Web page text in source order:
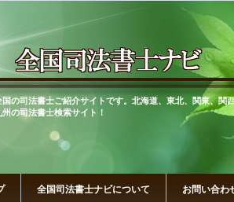
国の司法書士ご紹介サイトです。北海道、東北、関東、関
の司法書士検索サイト！
全国司法書士ナビについて お問い合わ